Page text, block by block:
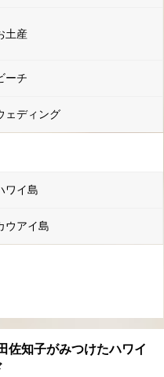
土産
ーチ
ェディング
ワイ島
ウアイ島
佐知子がみつけたハワイ